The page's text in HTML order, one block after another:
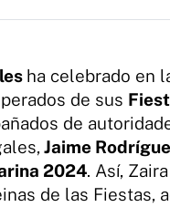
ha celebrado en
de sus
de
Jaime
2024. Así,
de las Fiestas,